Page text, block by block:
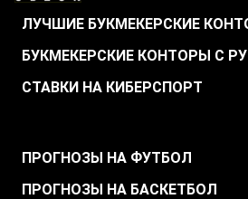
ЛУЧШИЕ БУКМЕКЕРСКИЕ
БУКМЕКЕРСКИЕ КОНТОРЫ С
СТАВКИ НА КИБЕРСПОРТ
ПРОГНОЗЫ НА ФУТБОЛ
ПРОГНОЗЫ НА БАСКЕТБОЛ